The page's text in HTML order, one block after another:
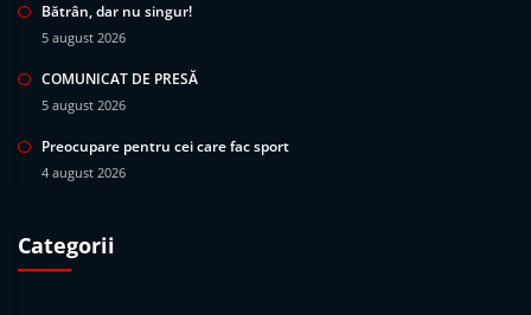
Bătrân, dar nu singur!
5 august 2026
COMUNICAT DE PRESĂ
5 august 2026
Preocupare pentru cei care fac sport
4 august 2026
Categorii